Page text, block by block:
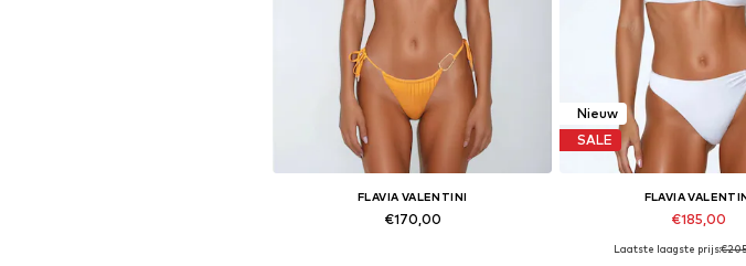
FLAVIA VALENTINI
€170,00
Nieuw
SALE
FLAVIA
€185,00
Beschikbare maten: XS,
Laatste laagste prijs: